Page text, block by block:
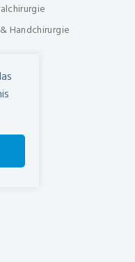
Handchirurgie